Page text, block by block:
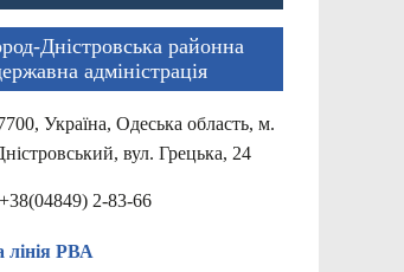
Дністровська районна
адміністрація
Україна, Одеська область, м.
вул. Грецька, 24
+38(04849) 2-83-66
лінія РВА